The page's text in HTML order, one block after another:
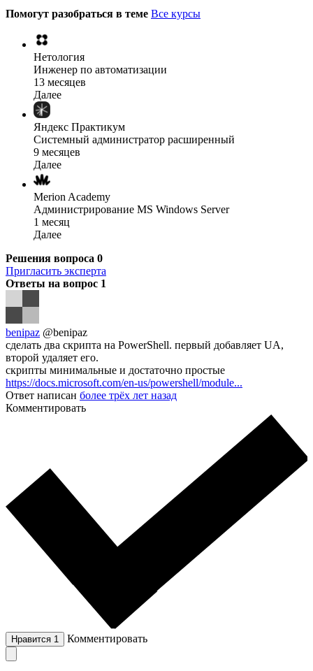
Помогут разобраться в теме Все курсы
Нетология
Инженер по автоматизации
13 месяцев
Далее
Яндекс Практикум
Системный администратор расширенный
9 месяцев
Далее
Merion Academy
Администрирование MS Windows Server
1 месяц
Далее
Решения вопроса 0
Пригласить эксперта
Ответы на вопрос 1
benipaz @benipaz
сделать два скрипта на PowerShell. первый добавляет UA,
второй удаляет его.
скрипты минимальные и достаточно простые
https://docs.microsoft.com/en-us/powershell/module...
Ответ написан более трёх лет назад
Комментировать
Нравится 1 Комментировать